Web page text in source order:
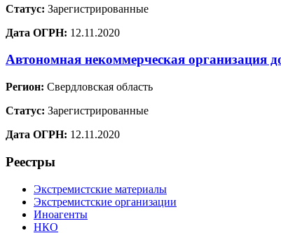
Статус: Зарегистрированные
Дата ОГРН: 12.11.2020
Автономная некоммерческая организация
Регион: Свердловская область
Статус: Зарегистрированные
Дата ОГРН: 12.11.2020
Реестры
Экстремистские материалы
Экстремистские организации
Иноагенты
НКО